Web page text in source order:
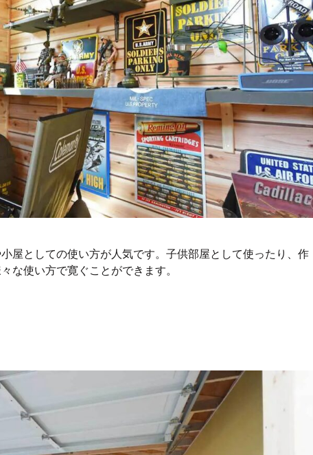
屋としての使い方が人気です。子供部屋として使ったり、作
な使い方で寛ぐことができます。